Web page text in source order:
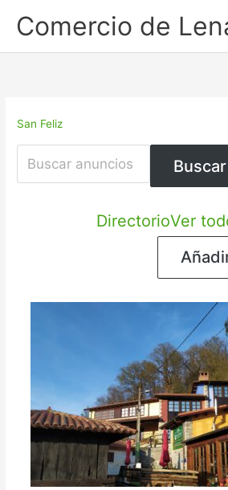
Comercio de
San Feliz
DirectorioVer